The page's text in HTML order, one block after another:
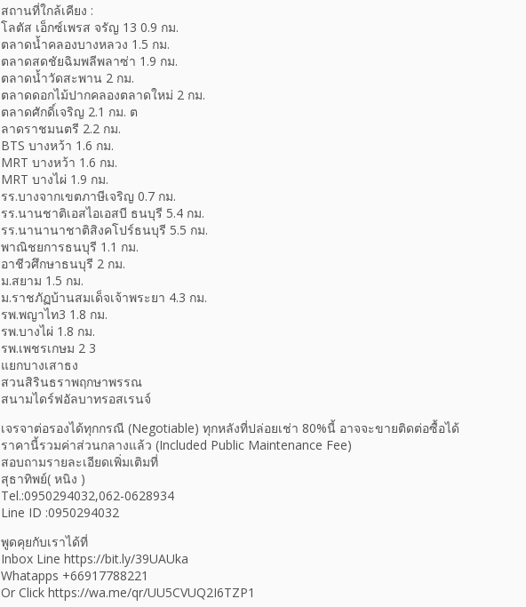
สถานที่ใกล้เคียง :
โลตัส เอ็กซ์เพรส จรัญ 13 0.9 กม.
ตลาดน้ำคลองบางหลวง 1.5 กม.
ตลาดสดชัยฉิมพลีพลาซ่า 1.9 กม.
ตลาดน้ำวัดสะพาน 2 กม.
ตลาดดอกไม้ปากคลองตลาดใหม่ 2 กม.
ตลาดศักดิ์เจริญ 2.1 กม. ต
ลาดราชมนตรี 2.2 กม.
BTS บางหว้า 1.6 กม.
MRT บางหว้า 1.6 กม.
MRT บางไผ่ 1.9 กม.
รร.บางจากเขตภาษีเจริญ 0.7 กม.
รร.นานชาติเอสไอเอสบี ธนบุรี 5.4 กม.
รร.นานานาชาติสิงคโปร์ธนบุรี 5.5 กม.
พาณิชยการธนบุรี 1.1 กม.
อาชีวศึกษาธนบุรี 2 กม.
ม.สยาม 1.5 กม.
ม.ราชภัฏบ้านสมเด็จเจ้าพระยา 4.3 กม.
รพ.พญาไท3 1.8 กม.
รพ.บางไผ่ 1.8 กม.
รพ.เพชรเกษม 2 3
แยกบางเสาธง
สวนสิรินธราพฤกษาพรรณ
สนามไดร์ฟอัลบาทรอสเรนจ์
เจรจาต่อรองได้ทุกกรณี (Negotiable) ทุกหลังที่ปล่อยเช่า 80%นี้ อาจจะขายติดต่อซื้อได้
ราคานี้รวมค่าส่วนกลางแล้ว (Included Public Maintenance Fee)
สอบถามรายละเอียดเพิ่มเติมที่
สุธาทิพย์( หนิง )
Tel.:0950294032,062-0628934
Line ID :0950294032
พูดคุยกับเราได้ที่
Inbox Line https://bit.ly/39UAUka
Whatapps +66917788221
Or Click https://wa.me/qr/UU5CVUQ2I6TZP1